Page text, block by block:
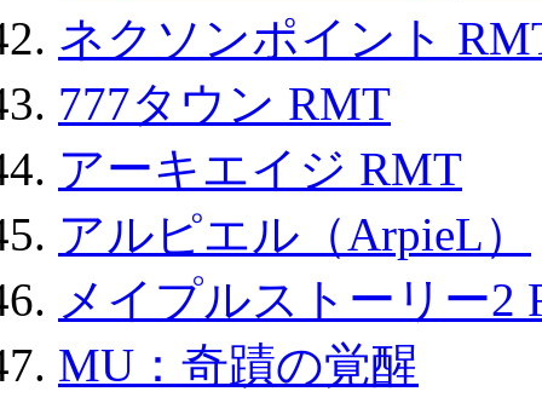
ネクソンポイント
777タウン RMT
アーキエイジ RMT
アルピエル（ArpieL）
メイプルストーリー2
MU：奇蹟の覚醒